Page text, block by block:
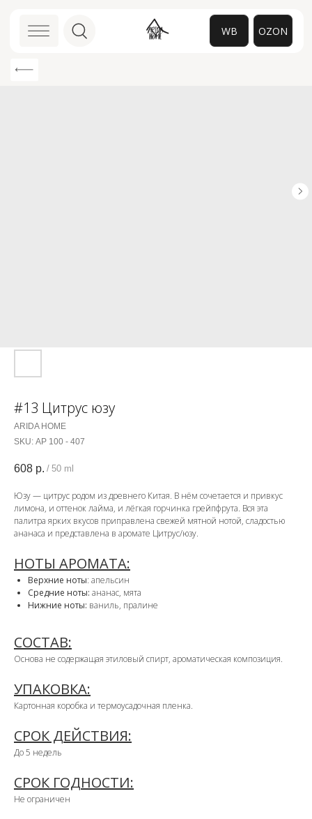
WB
#13 Цитрус юзу
ARIDA HOME
SKU: АР 100 - 407
608 р. / 50 ml
Юзу — цитрус родом из древнего Китая. В нём сочетается и привкус
лимона, и оттенок лайма, и лёгкая горчинка грейпфрута. Вся эта
палитра ярких вкусов приправлена свежей мятной нотой, сладостью
ананаса и представлена в аромате Цитрус/юзу.
НОТЫ АРОМАТА:
Верхние ноты: апельсин
Средние ноты: ананас, мята
Нижние ноты: ваниль, пралине
СОСТАВ:
Основа не содержащая этиловый спирт, ароматическая композиция.
УПАКОВКА:
Картонная коробка и термоусадочная пленка.
СРОК ДЕЙСТВИЯ:
До 5 недель
СРОК ГОДНОСТИ:
Не ограничен